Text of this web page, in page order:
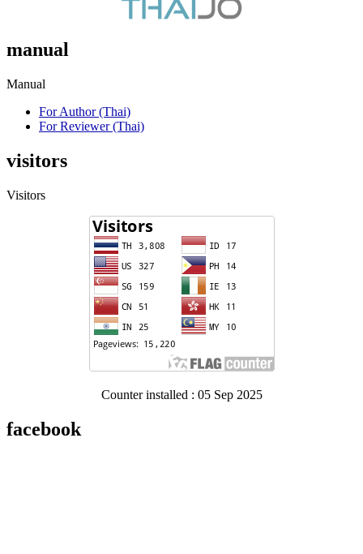
manual
Manual
For Author (Thai)
For Reviewer (Thai)
visitors
Visitors
Counter installed : 05 Sep 2025
facebook